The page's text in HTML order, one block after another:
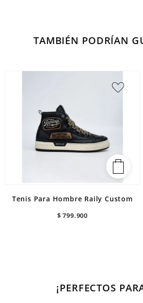
TAMBIÉN PODRÍAN
Tenis Para Hombre Raily Custom
$ 799.900
¡PERFECTOS